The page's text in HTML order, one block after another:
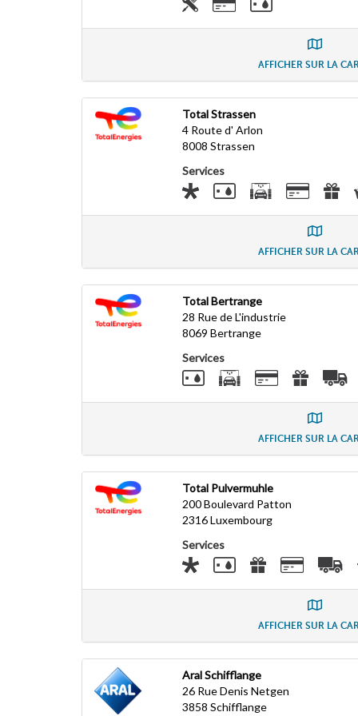
AFFICHER SUR LA
Total Strassen
4 Route d' Arlon
8008 Strassen
Services
AFFICHER SUR LA
Total Bertrange
28 Rue de L'industrie
8069 Bertrange
Services
AFFICHER SUR LA
Total Pulvermuhle
200 Boulevard Patton
2316Luxembourg
Services
AFFICHER SUR LA
Aral Schifflange
26 Rue Denis Netgen
3858 Schifflange